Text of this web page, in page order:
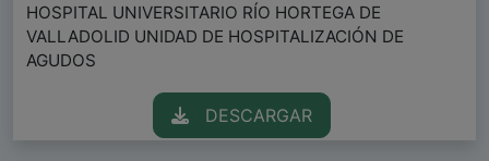
HOSPITAL UNIVERSITARIO RÍO HORTEGA DE
VALLADOLID UNIDAD DE HOSPITALIZACIÓN DE
AGUDOS
DESCARGAR